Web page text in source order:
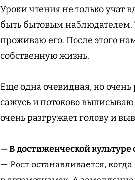
Уроки чтения не только учат
быть бытовым наблюдателем.
проживаю его. После этого
собственную жизнь.
Еще одна очевидная, но
сажусь и потоково
очень разгружает голову и
— В достиженческой культуре
— Рост останавливается,